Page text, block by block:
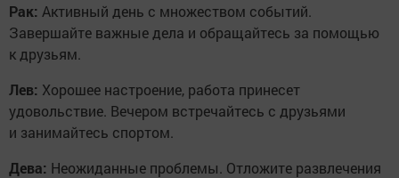
Рак: Активный день с множеством событий.
Завершайте важные дела и обращайтесь за помощью
к друзьям.
Лев: Хорошее настроение, работа принесет
удовольствие. Вечером встречайтесь с друзьями
и занимайтесь спортом.
Дева: Неожиданные проблемы. Отложите развлечения